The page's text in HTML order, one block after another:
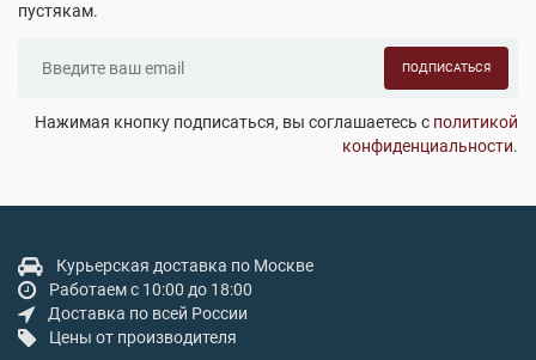
пустякам.
ПОДПИСАТЬСЯ
Нажимая кнопку подписаться, вы соглашаетесь с политикой
конфиденциальности.
Курьерская доставка по Москве
Работаем с 10:00 до 18:00
Доставка по всей России
Цены от производителя